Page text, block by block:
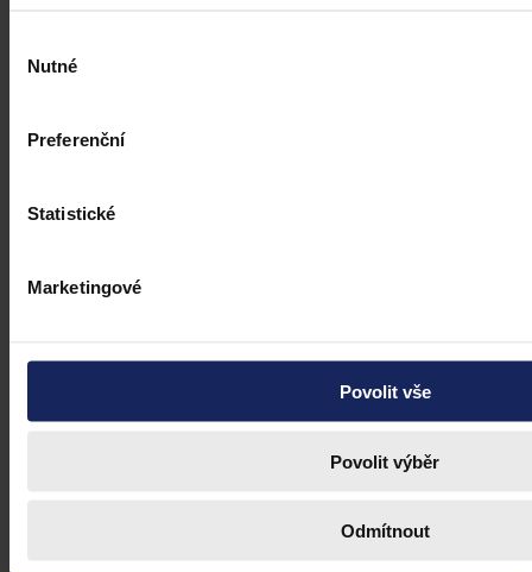
souhlasu
Nutné
Preferenční
Statistické
Marketingové
Povolit vše
Povolit výběr
Odmítnout